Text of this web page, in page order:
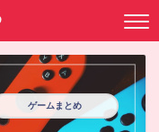
ゲームまとめ